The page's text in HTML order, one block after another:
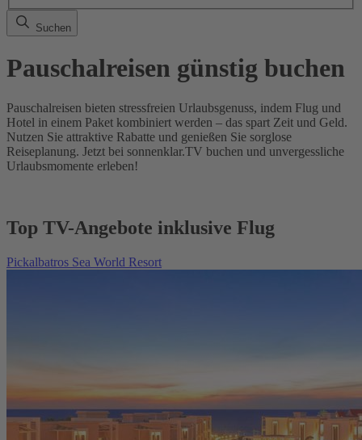
Suchen
Pauschalreisen günstig buchen
Pauschalreisen bieten stressfreien Urlaubsgenuss, indem Flug und
Hotel in einem Paket kombiniert werden – das spart Zeit und Geld.
Nutzen Sie attraktive Rabatte und genießen Sie sorglose
Reiseplanung. Jetzt bei sonnenklar.TV buchen und unvergessliche
Urlaubsmomente erleben!
Top TV-Angebote inklusive Flug
Pickalbatros Sea World Resort